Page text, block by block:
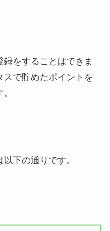
をすることはできま
で貯めたポイントを
下の通りです。